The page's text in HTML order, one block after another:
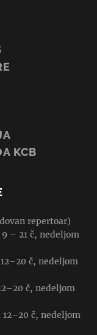
KCB
repertoar)
– 21 č, nedeljom
č, nedeljom
č, nedeljom
č, nedeljom